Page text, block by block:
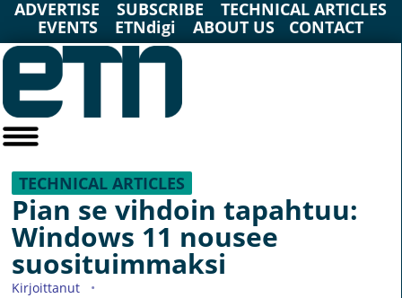
ADVERTISE SUBSCRIBE
TECHNICAL ARTICLES
EVENTS
ETNdigi ABOUT US CONTACT
TECHNICAL ARTICLES
Pian se vihdoin tapahtuu:
Windows 11 nousee
suosituimmaksi
Kirjoittanut